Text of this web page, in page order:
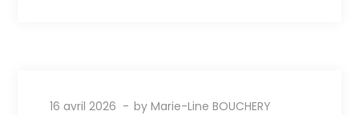
16 avril 2026 byMarie-Line BOUCHERY